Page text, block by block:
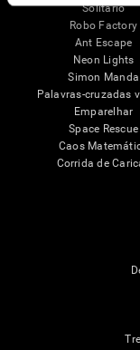
Solitário
Robo Factory
Ant Escape
Neon Lights
Simon Manda
Palavras-cruzadas
Emparelhar
Space Rescue
Caos
Corrida de